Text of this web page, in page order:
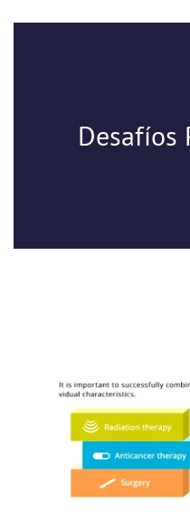
Desafíos